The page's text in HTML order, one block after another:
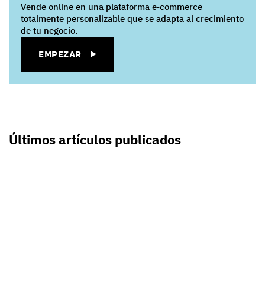
Vende online en una plataforma e‑commerce
totalmente personalizable que se adapta al crecimiento
de tu negocio.
EMPEZAR
Últimos artículos publicados